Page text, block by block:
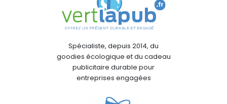
Spécialiste, depuis 2014, du
goodies écologique et du cadeau
publicitaire durable pour
entreprises engagées